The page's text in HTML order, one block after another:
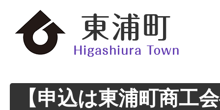
【申込は東浦町商工